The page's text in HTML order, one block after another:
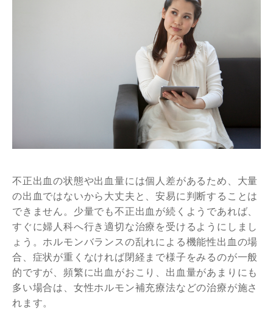
不正出血の状態や出血量には個人差があるため、大量
の出血ではないから大丈夫と、安易に判断することは
できません。少量でも不正出血が続くようであれば、
すぐに婦人科へ行き適切な治療を受けるようにしまし
ょう。ホルモンバランスの乱れによる機能性出血の場
合、症状が重くなければ閉経まで様子をみるのが一般
的ですが、頻繁に出血がおこり、出血量があまりにも
多い場合は、女性ホルモン補充療法などの治療が施さ
れます。